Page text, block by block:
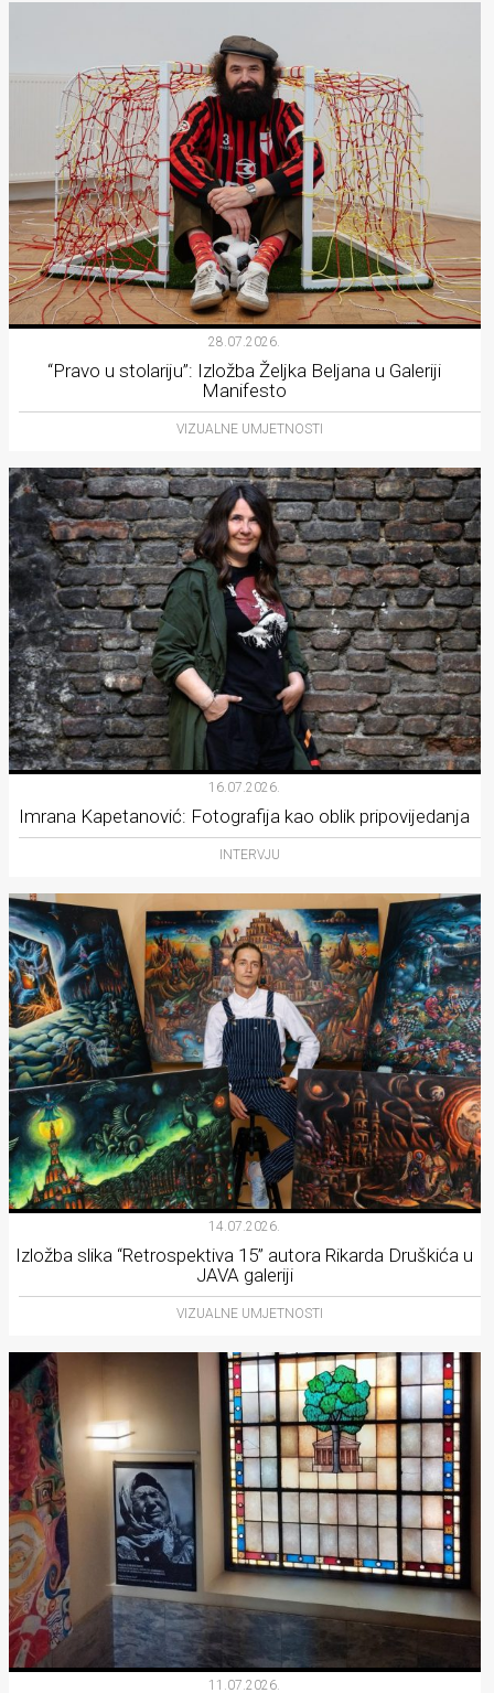
28.07.2026.
“Pravo u stolariju”: Izložba Željka Beljana u Galeriji
Manifesto
VIZUALNE UMJETNOSTI
16.07.2026.
Imrana Kapetanović: Fotografija kao oblik pripovijedanja
INTERVJU
14.07.2026.
Izložba slika “Retrospektiva 15” autora Rikarda Druškića u
JAVA galeriji
VIZUALNE UMJETNOSTI
11.07.2026.